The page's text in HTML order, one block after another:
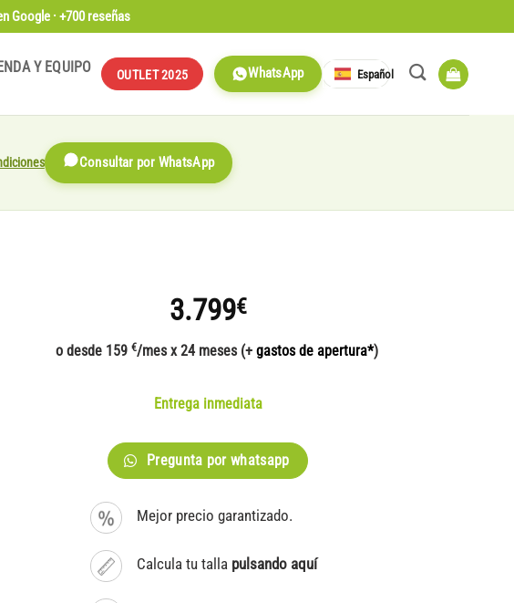
Google · +700 reseñas
Y EQUIPO OUTLET 2025 WhatsApp Español
Consultar por WhatsApp
3.799€
o desde 159 €/mes x 24 meses (+ gastos de apertura*)
Entrega inmediata
Pregunta por whatsapp
Mejor precio garantizado.
Calcula tu talla pulsando aquí